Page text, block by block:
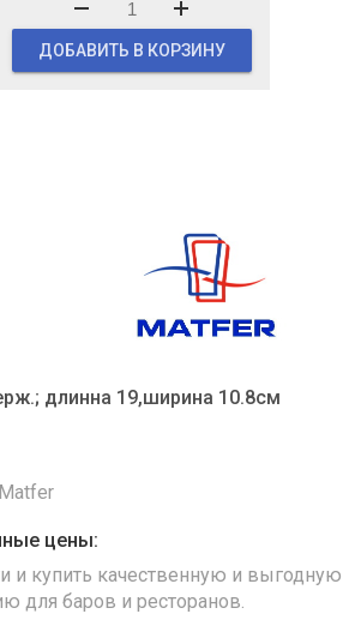
ДОБАВИТЬ В КОРЗИНУ
длинна 19,ширина 10.8см
цены:
и купить качественную и выгодную
для баров и ресторанов.